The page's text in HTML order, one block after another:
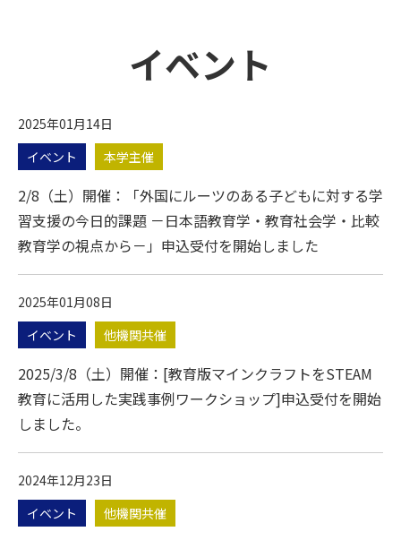
イベント
2025年01月14日
イベント
本学主催
2/8（土）開催：「外国にルーツのある子どもに対する学
習支援の今日的課題 －日本語教育学・教育社会学・比較
教育学の視点から－」申込受付を開始しました
2025年01月08日
イベント
他機関共催
2025/3/8（土）開催：[教育版マインクラフトをSTEAM
教育に活用した実践事例ワークショップ]申込受付を開始
しました。
2024年12月23日
イベント
他機関共催